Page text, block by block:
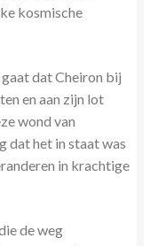
kosmische
gaat dat Cheiron bij
en aan zijn lot
wond van
dat het in staatwas
in krachtige
de weg